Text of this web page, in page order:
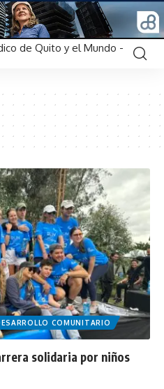
COMUNITARIO
solidaria por niños